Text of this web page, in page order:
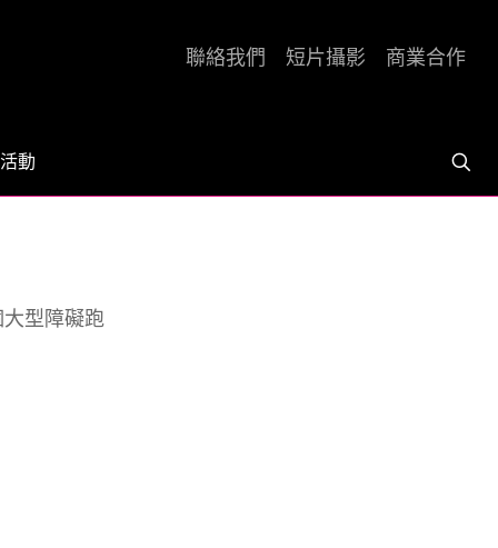
活動
聯絡我們 短片攝影 商業合作
型障礙跑